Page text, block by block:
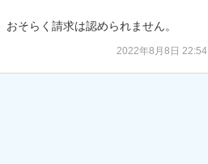
そらく請求は認められません。
2022年8月8日 22:54